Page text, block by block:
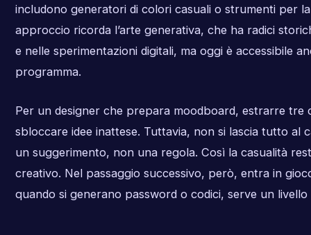
includono generatori di colori casuali o strumenti per
approccio ricorda l’arte generativa, che ha radici
e nelle sperimentazioni digitali, ma oggi è accessibile
programma.
Per un designer che prepara moodboard, estrarre tre
sbloccare idee inattese. Tuttavia, non si lascia tutto al
un suggerimento, non una regola. Così la casualità
creativo. Nel passaggio successivo, però, entra in
quando si generano password o codici, serve un